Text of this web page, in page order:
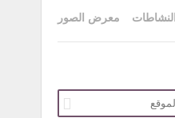
النشاطات معرض الصور